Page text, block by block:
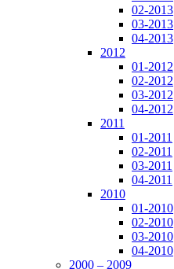
02-2013
03-2013
04-2013
2012
01-2012
02-2012
03-2012
04-2012
2011
01-2011
02-2011
03-2011
04-2011
2010
01-2010
02-2010
03-2010
04-2010
2000 – 2009